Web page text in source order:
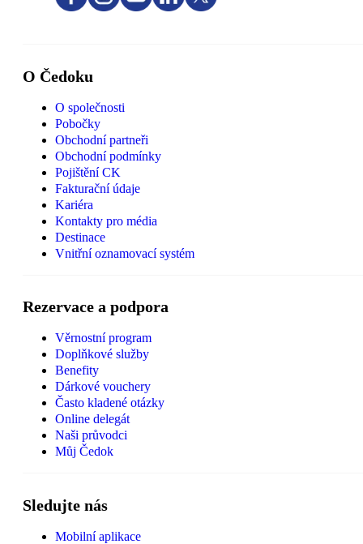
O Čedoku
O společnosti
Pobočky
Obchodní partneři
Obchodní podmínky
Pojištění CK
Fakturační údaje
Kariéra
Kontakty pro média
Destinace
Vnitřní oznamovací systém
Rezervace a podpora
Věrnostní program
Doplňkové služby
Benefity
Dárkové vouchery
Často kladené otázky
Online delegát
Naši průvodci
Můj Čedok
Sledujte nás
Mobilní aplikace